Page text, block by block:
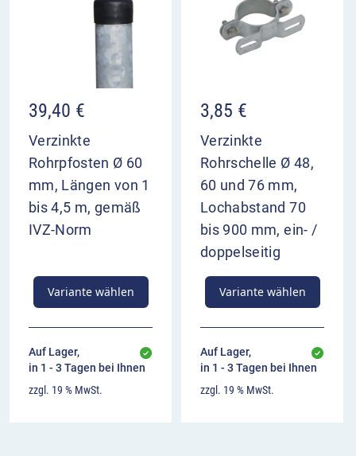
39,40 €
Verzinkte
Rohrpfosten Ø 60
mm, Längen von 1
bis 4,5 m, gemäß
IVZ-Norm
Variante wählen
Auf Lager,
in 1 - 3 Tagen bei Ihnen
zzgl. 19 % MwSt.
3,85 €
Verzinkte
Rohrschelle Ø 48,
60 und 76 mm,
Lochabstand 70
bis 900 mm, ein- /
doppelseitig
Variante wählen
Auf Lager,
in 1 - 3 Tagen bei Ihnen
zzgl. 19 % MwSt.